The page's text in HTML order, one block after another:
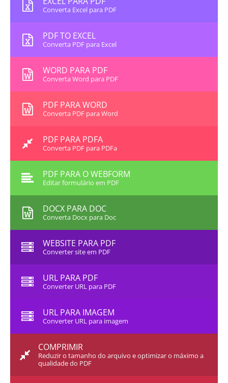
Converta Excel para PDF
PDF TO EXCEL
Converta PDF para Excel
WORD PARA PDF
Converta Word para PDF
PDF PARA WORD
Converta PDF para Word
PDF PARA PDFA
Converta PDF para PDFa
PDF PARA O WEBFORM
Editar formulário em PDF
DOCX PARA DOC
Converta Docx para Doc
WEBSITE PARA PDF
Converter site em PDF
URL PARA PDF
Converter URL para PDF
URL PARA IMAGEM
Converter URL para imagem
COMPRIMIR
Reduzir o tamanho do arquivo e optimizar o máximo a
qualidade do PDF